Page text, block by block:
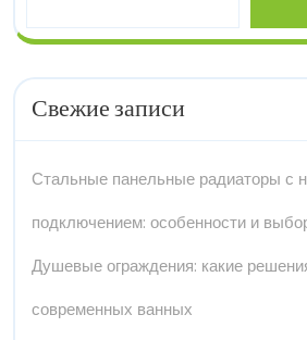
Свежие записи
Стальные панельные радиаторы с
подключением: особенности и
Душевые ограждения: какие
современных ванных